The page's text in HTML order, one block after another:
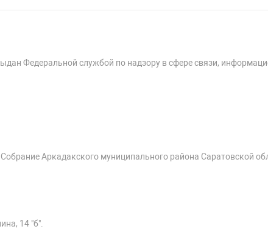
Федеральной службой по надзору в сфере связи,
Аркадакского муниципального района Саратовской
14 "б".